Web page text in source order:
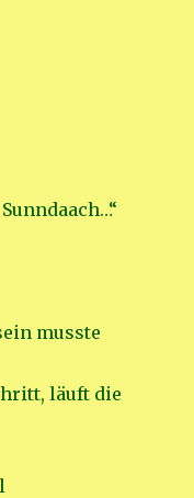
musste
läuft die